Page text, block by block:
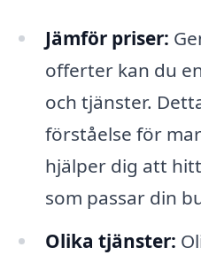
Jämför priser:
offerter kan du
och tjänster.
förståelse för
hjälper dig att
som passar din
Olika tjänster: